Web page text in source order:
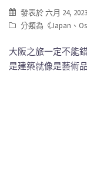
發表於六月 24, 2023
分類為《Japan 、
大阪之旅一定不能
是建築就像是藝術